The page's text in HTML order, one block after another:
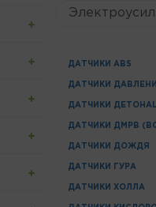
ДАТЧИКИ ABS
ДАТЧИКИ
ДАТЧИКИ
ДАТЧИКИ ДМРВ
ДАТЧИКИ ДОЖДЯ
ДАТЧИКИ ГУРА
ДАТЧИКИ ХОЛЛА